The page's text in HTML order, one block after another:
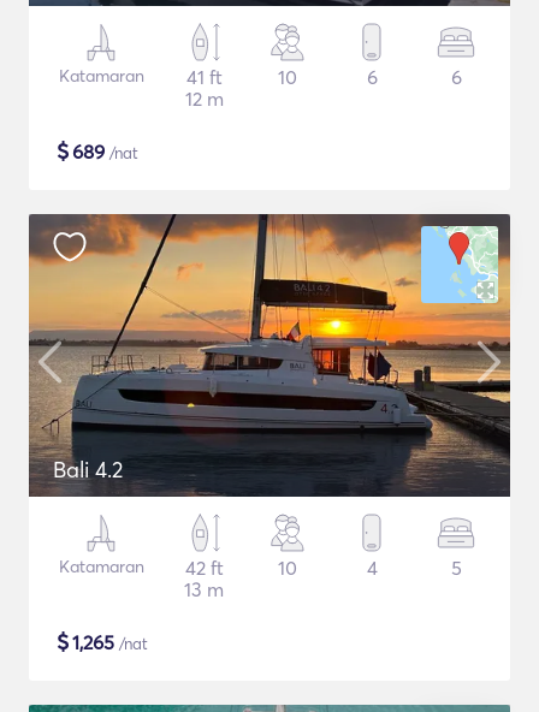
Katamaran
41 ft
12 m
10 6 6
$689 /nat
Bali 4.2
Katamaran
42 ft
13 m
10 4 5
$1,265 /nat